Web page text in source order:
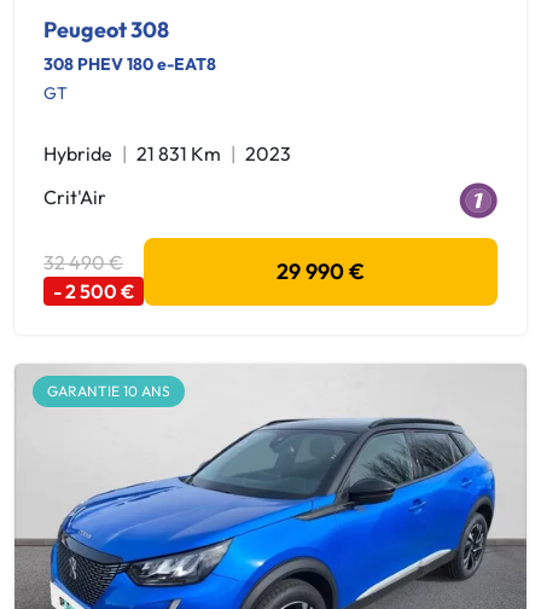
Peugeot 308
308 PHEV 180 e-EAT8
GT
Hybride 21 831 Km
2023
Crit'Air
32 490 €
- 2 500 €
29 990 €
GARANTIE 10 ANS